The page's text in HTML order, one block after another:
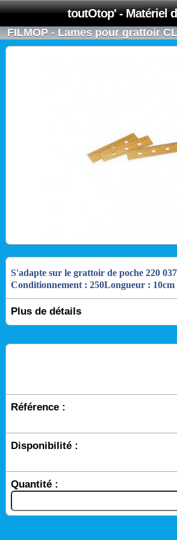
FILMOP - Lames pour grattoir
S'adapte sur le grattoir de poche 220
Conditionnement : 250Longueur : 10cm
Plus de détails
Référence :
Disponibilité :
Quantité :